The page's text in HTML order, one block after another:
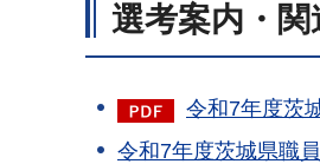
選考案内・関
令和7年度茨
令和7年度茨城県職